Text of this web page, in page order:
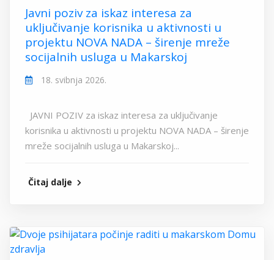
Javni poziv za iskaz interesa za
uključivanje korisnika u aktivnosti u
projektu NOVA NADA – širenje mreže
socijalnih usluga u Makarskoj
18. svibnja 2026.
JAVNI POZIV za iskaz interesa za uključivanje
korisnika u aktivnosti u projektu NOVA NADA – širenje
mreže socijalnih usluga u Makarskoj...
Čitaj dalje